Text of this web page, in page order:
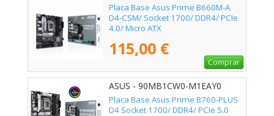
Placa Base Asus Prime B660M-A
D4-CSM/ Socket 1700/ DDR4/ PCIe
4.0/ Micro ATX
115,00 €
Comprar
ASUS - 90MB1CW0-M1EAY0
Placa Base Asus Prime B760-PLUS
D4 Socket 1700/ DDR4/ PCIe 5.0